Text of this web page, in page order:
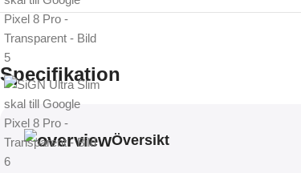
Specifikation
Översikt